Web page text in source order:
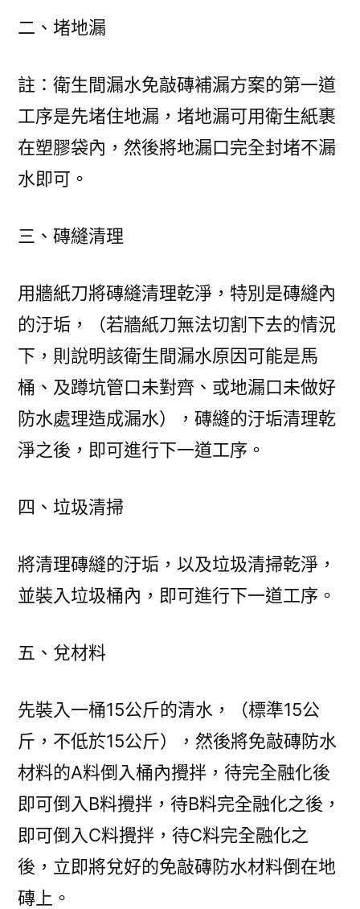
二、堵地漏
註：衛生間漏水免敲磚補漏方案的第一道
工序是先堵住地漏，堵地漏可用衛生紙裹
在塑膠袋內，然後將地漏口完全封堵不漏
水即可。
三、磚縫清理
用牆紙刀將磚縫清理乾淨，特別是磚縫內
的汙垢，（若牆紙刀無法切割下去的情況
下，則說明該衛生間漏水原因可能是馬
桶、及蹲坑管口未對齊、或地漏口未做好
防水處理造成漏水），磚縫的汙垢清理乾
淨之後，即可進行下一道工序。
四、垃圾清掃
將清理磚縫的汙垢，以及垃圾清掃乾淨，
並裝入垃圾桶內，即可進行下一道工序。
五、兌材料
先裝入一桶15公斤的清水，（標準15公
斤，不低於15公斤），然後將免敲磚防水
材料的A料倒入桶內攪拌，待完全融化後
即可倒入B料攪拌，待B料完全融化之後，
即可倒入C料攪拌，待C料完全融化之
後，立即將兌好的免敲磚防水材料倒在地
磚上。